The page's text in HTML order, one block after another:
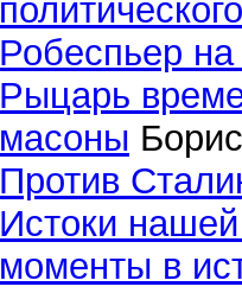
Робеспьер на
Рыцарь
масоны
Против
Истоки
моменты в